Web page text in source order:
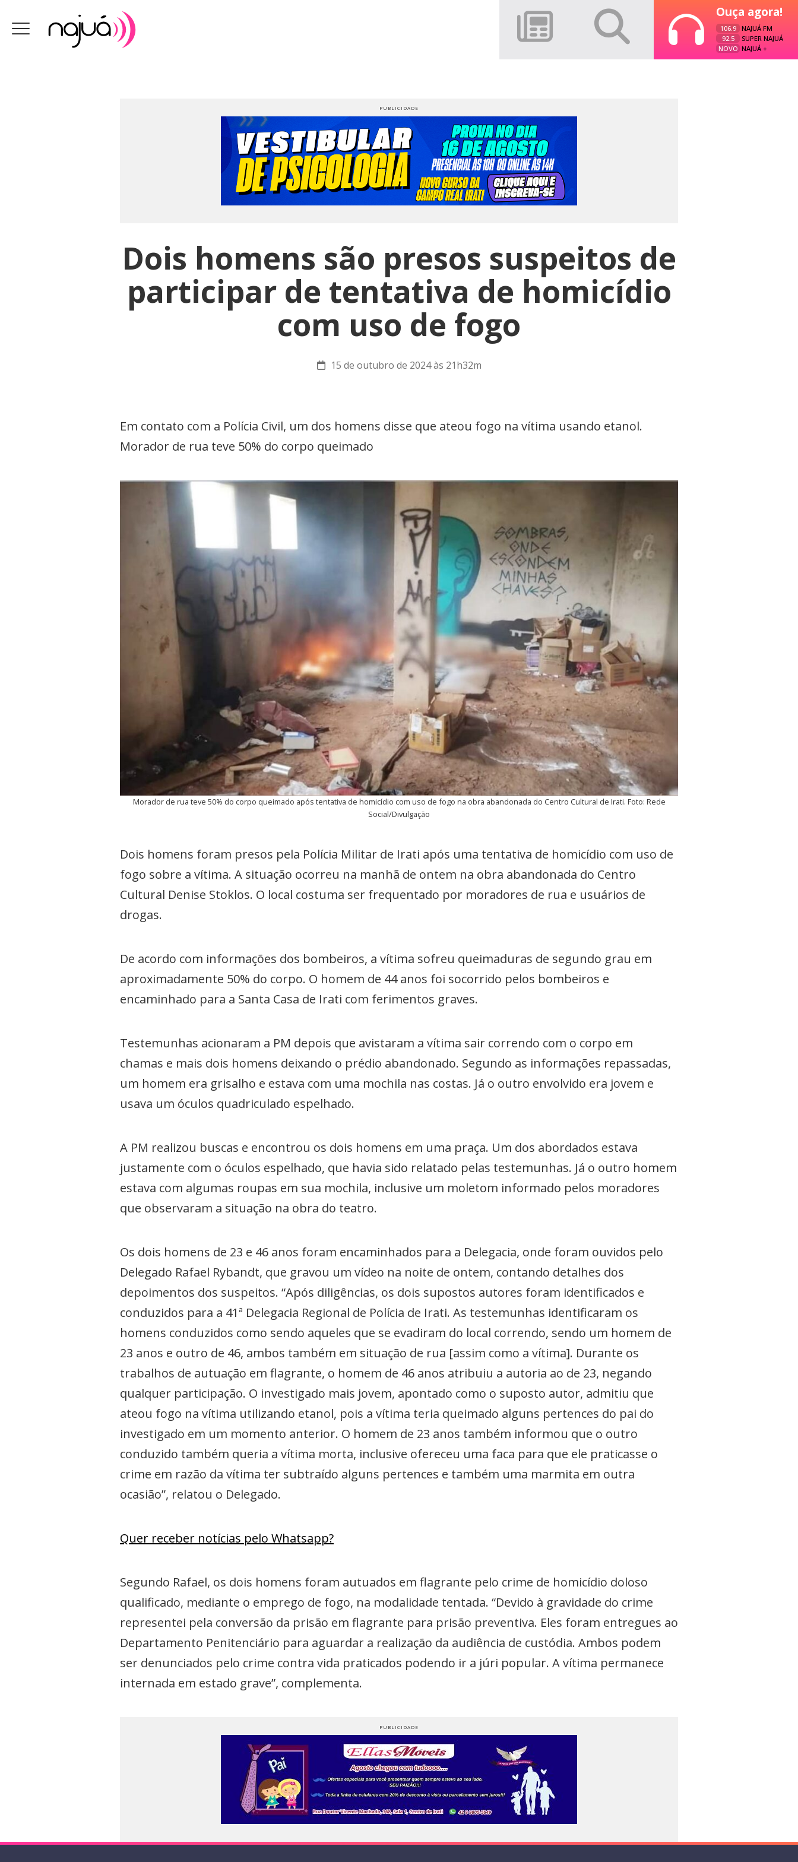
Ouça agora!
106.9
NAJUÁ FM
92.5
SUPER NAJUÁ
NOVO NAJUÁ +
Dois homens são presos suspeitos de
participar de tentativa de homicídio
com uso de fogo
15 de outubro de 2024 às 21h32m
Em contato com a Polícia Civil, um dos homens disse que ateou fogo na vítima usando etanol.
Morador de rua teve 50% do corpo queimado
Morador de rua teve 50% do corpo queimado após tentativa de homicídio com uso de fogo na obra abandonada do Centro Cultural de Irati. Foto: Rede
Social/Divulgação
Dois homens foram presos pela Polícia Militar de Irati após uma tentativa de homicídio com uso de
fogo sobre a vítima. A situação ocorreu na manhã de ontem na obra abandonada do Centro
Cultural Denise Stoklos. O local costuma ser frequentado por moradores de rua e usuários de
drogas.
De acordo com informações dos bombeiros, a vítima sofreu queimaduras de segundo grau em
aproximadamente 50% do corpo. O homem de 44 anos foi socorrido pelos bombeiros e
encaminhado para a Santa Casa de Irati com ferimentos graves.
Testemunhas acionaram a PM depois que avistaram a vítima sair correndo com o corpo em
chamas e mais dois homens deixando o prédio abandonado. Segundo as informações repassadas,
um homem era grisalho e estava com uma mochila nas costas. Já o outro envolvido era jovem e
usava um óculos quadriculado espelhado.
A PM realizou buscas e encontrou os dois homens em uma praça. Um dos abordados estava
justamente com o óculos espelhado, que havia sido relatado pelas testemunhas. Já o outro homem
estava com algumas roupas em sua mochila, inclusive um moletom informado pelos moradores
que observaram a situação na obra do teatro.
Os dois homens de 23 e 46 anos foram encaminhados para a Delegacia, onde foram ouvidos pelo
Delegado Rafael Rybandt, que gravou um vídeo na noite de ontem, contando detalhes dos
depoimentos dos suspeitos. “Após diligências, os dois supostos autores foram identificados e
conduzidos para a 41ª Delegacia Regional de Polícia de Irati. As testemunhas identificaram os
homens conduzidos como sendo aqueles que se evadiram do local correndo, sendo um homem de
23 anos e outro de 46, ambos também em situação de rua [assim como a vítima]. Durante os
trabalhos de autuação em flagrante, o homem de 46 anos atribuiu a autoria ao de 23, negando
qualquer participação. O investigado mais jovem, apontado como o suposto autor, admitiu que
ateou fogo na vítima utilizando etanol, pois a vítima teria queimado alguns pertences do pai do
investigado em um momento anterior. O homem de 23 anos também informou que o outro
conduzido também queria a vítima morta, inclusive ofereceu uma faca para que ele praticasse o
crime em razão da vítima ter subtraído alguns pertences e também uma marmita em outra
ocasião”, relatou o Delegado.
Quer receber notícias pelo Whatsapp?
Segundo Rafael, os dois homens foram autuados em flagrante pelo crime de homicídio doloso
qualificado, mediante o emprego de fogo, na modalidade tentada. “Devido à gravidade do crime
representei pela conversão da prisão em flagrante para prisão preventiva. Eles foram entregues ao
Departamento Penitenciário para aguardar a realização da audiência de custódia. Ambos podem
ser denunciados pelo crime contra vida praticados podendo ir a júri popular. A vítima permanece
internada em estado grave”, complementa.